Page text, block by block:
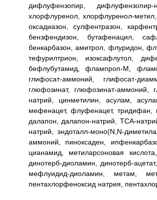
дифлуфензопир, дифлуфензопир-
хлорфлуренол, хлорфлуренол-метил,
оксадиазон, сулфентразон,
бензфендизон, бутафенацил,
бенкарбазон, амитрол, флуридон,
тефурилтрион, изоксафлутол,
бефлубутамид, флампроп-M,
глифосат-аммоний, глифосат-
глюфозинат, глюфозинат-аммоний,
натрий, цинметилин, асулам,
мефенацет, флуфенацет, тридифан,
далапон, далапон-натрий, TCA-
натрий, эндоталл-моно(N,N-
аммоний, пиноксаден,
цианамид, метиларсоновая
динотерб-диоламин, динотерб-
мефлуидид-диоламин, метам,
пентахлорфеноксид натрия,